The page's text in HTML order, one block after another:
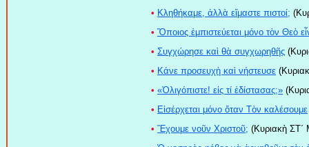
• Κληθήκαμε, ἀλλὰ εἴμαστε πιστοί;
• Ὅποιος ἐμπιστεύεται μόνο τὸν Θεὸ
• Συγχώρησε καὶ θὰ συγχωρηθῆς
• Κάνε προσευχὴ καὶ νήστευσε
• «Ὀλιγόπιστε! εἰς τί ἐδίστασας;»
• Εἰσέρχεται μόνο ὅταν Τὸν καλέσουμε
• Ἔχουμε νοῦν Χριστοῦ; (Κυριακὴ ΣΤ΄